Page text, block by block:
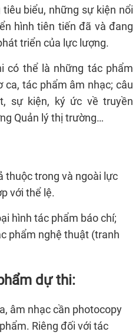
biểu, những sự kiện nổi
hình tiên tiến đã và đang
triển của lực lượng.
có thể là những tác phẩm
ca, tác phẩm âm nhạc; câu
sự kiện, ký ức về truyền
Quản lý thị trường…
thuộc trong và ngoài lực
với thể lệ.
hình tác phẩm báo chí;
phẩm nghệ thuật (tranh
dự thi:
âm nhạc cần photocopy
Riêng đối với tác